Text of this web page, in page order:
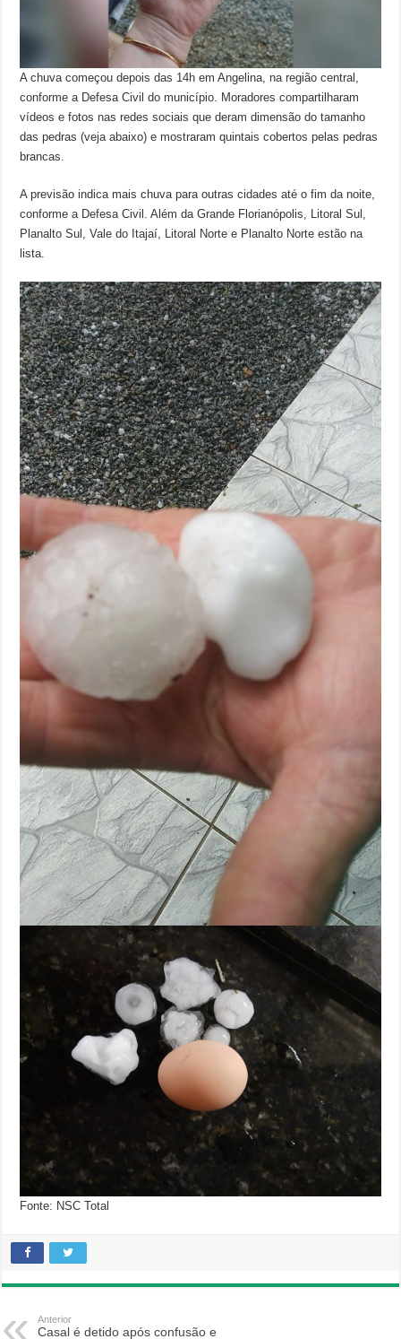
A chuva começou depois das 14h em Angelina, na região central,
conforme a Defesa Civil do município. Moradores compartilharam
vídeos e fotos nas redes sociais que deram dimensão do tamanho
das pedras (veja abaixo) e mostraram quintais cobertos pelas pedras
brancas.
A previsão indica mais chuva para outras cidades até o fim da noite,
conforme a Defesa Civil. Além da Grande Florianópolis, Litoral Sul,
Planalto Sul, Vale do Itajaí, Litoral Norte e Planalto Norte estão na
lista.
Fonte: NSC Total
Anterior
Casal é detido após confusão e